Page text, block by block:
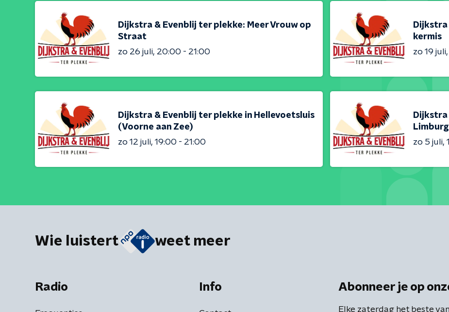
Dijkstra & Evenblij ter plekke: Meer Vrouw op
Straat
zo 26 juli 20:00 - 21:00
Dijkstra
kermis
zo 19 juli
Dijkstra & Evenblij ter plekke in Hellevoetsluis
(Voorne aan Zee)
zo 12 juli 19:00 - 21:00
Dijkstra
zo 5 juli
Wie luistert weet meer
Radio Info Abonneer je op
Elke zaterdag het beste